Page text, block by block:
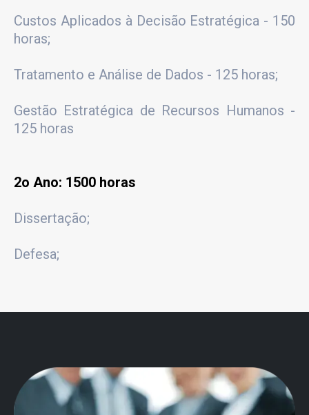
Custos Aplicados à Decisão Estratégica - 150
horas;
Tratamento e Análise de Dados - 125 horas;
Gestão Estratégica de Recursos Humanos -
125 horas
2o Ano: 1500 horas
Dissertação;
Defesa;